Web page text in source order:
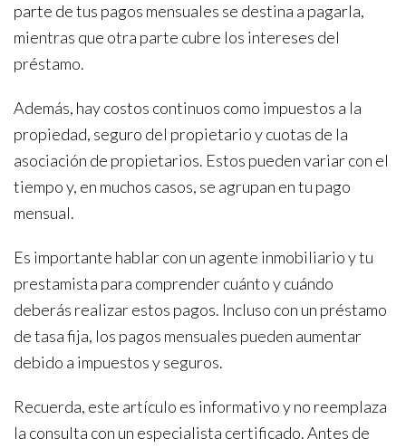
parte de tus pagos mensuales se destina a pagarla,
mientras que otra parte cubre los intereses del
préstamo.
Además, hay costos continuos como impuestos a la
propiedad, seguro del propietario y cuotas de la
asociación de propietarios. Estos pueden variar con el
tiempo y, en muchos casos, se agrupan en tu pago
mensual.
Es importante hablar con un agente inmobiliario y tu
prestamista para comprender cuánto y cuándo
deberás realizar estos pagos. Incluso con un préstamo
de tasa fija, los pagos mensuales pueden aumentar
debido a impuestos y seguros.
Recuerda, este artículo es informativo y no reemplaza
la consulta con un especialista certificado. Antes de